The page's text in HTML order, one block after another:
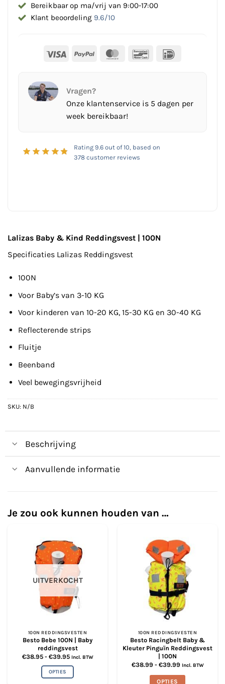
Bereikbaar op ma/vrij van 9:00-17:00
Klant beoordeling 9.6/10
Visa PayPal MasterCardBancontact
Vragen?
Onze klantenservice is 5 dagen per
week bereikbaar!
Rating 9.6out of 10, based on
378customer reviews
Lalizas Baby & Kind Reddingsvest | 100N
Specificaties Lalizas Reddingsvest
100N
Voor Baby’s van 3-10 KG
Voor kinderen van 10-20 KG, 15-30 KG en 30-40 KG
Reflecterende strips
Fluitje
Beenband
Veel bewegingsvrijheid
SKU: N/B
Beschrijving
Aanvullende informatie
Je zou ook kunnen houden van …
UITVERKOCHT
100N REDDINGSVESTEN
Besto Bebe 100N | Baby
reddingsvest
€38.95 - €39.95Prijsklasse:
tot
Incl. BTW
OPTIES
100N REDDINGSVESTEN
Besto Racingbelt Baby &
Kleuter Pinguïn Reddingsvest
| 100N
€38.99 - €39.99Prijsklasse:
tot
Incl. BTW
OPTIES